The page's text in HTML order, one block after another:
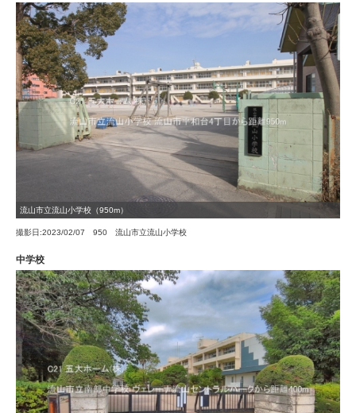
流山市立流山小学校（950m）
撮影日:2023/02/07 950 流山市立流山小学校
中学校